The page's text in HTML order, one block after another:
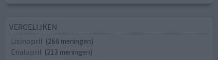
VERGELIJKEN
Lisinopril (266 meningen)
Enalapril (213 meningen)